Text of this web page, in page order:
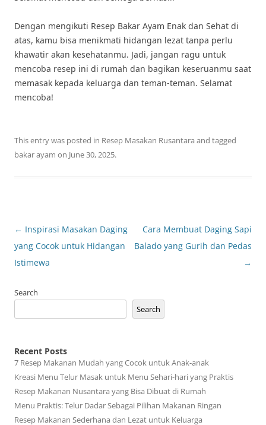
Dengan mengikuti Resep Bakar Ayam Enak dan Sehat di
atas, kamu bisa menikmati hidangan lezat tanpa perlu
khawatir akan kesehatanmu. Jadi, jangan ragu untuk
mencoba resep ini di rumah dan bagikan keseruanmu saat
memasak kepada keluarga dan teman-teman. Selamat
mencoba!
This entry was posted in Resep Masakan Rusantara and tagged
bakar ayam on June 30, 2025.
Post
navigation
← Inspirasi Masakan Daging
yang Cocok untuk Hidangan
Istimewa
Cara Membuat Daging Sapi
Balado yang Gurih dan Pedas
→
Search
Search
Recent Posts
7 Resep Makanan Mudah yang Cocok untuk Anak-anak
Kreasi Menu Telur Masak untuk Menu Sehari-hari yang Praktis
Resep Makanan Nusantara yang Bisa Dibuat di Rumah
Menu Praktis: Telur Dadar Sebagai Pilihan Makanan Ringan
Resep Makanan Sederhana dan Lezat untuk Keluarga